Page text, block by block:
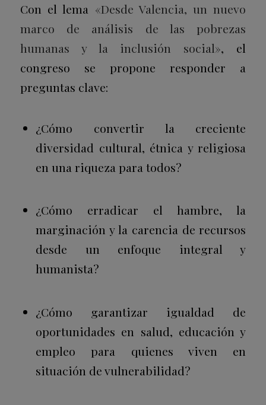
Con el lema «Desde Valencia, un nuevo
marco de análisis de las pobrezas
humanas y la inclusión social», el
congreso se propone responder a
preguntas clave:
¿Cómo convertir la creciente
diversidad cultural, étnica y religiosa
en una riqueza para todos?
¿Cómo erradicar el hambre, la
marginación y la carencia de recursos
desde un enfoque integral y
humanista?
¿Cómo garantizar igualdad de
oportunidades en salud, educación y
empleo para quienes viven en
situación de vulnerabilidad?